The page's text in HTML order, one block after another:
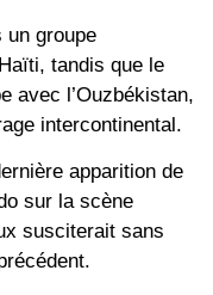
un groupe
tandis que le
avec l’Ouzbékistan,
intercontinental.
apparition de
sur la scène
susciterait sans